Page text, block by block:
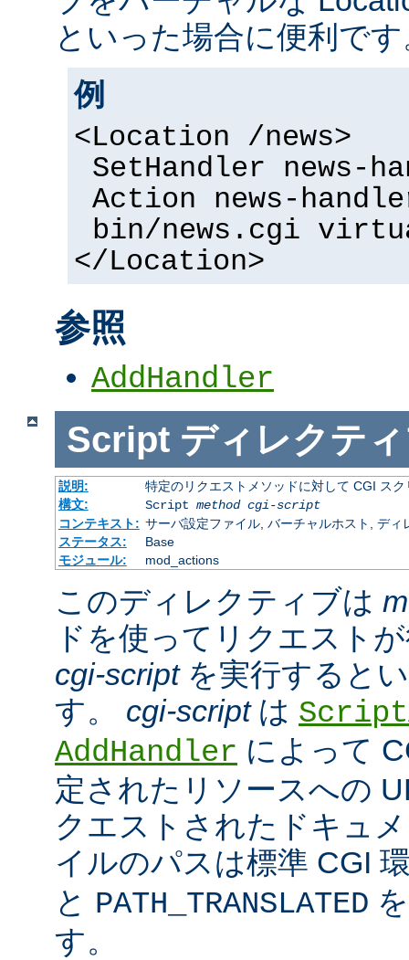
といった場合に便利で
例
<Location /news>
SetHandler news-
Action news-
bin/news.cgi
</Location>
参照
AddHandler
Script ディレクテ
説明:
特定のリクエストメソッドに対して CGI ス
構文:
Script method cgi-script
コンテキスト: サーバ設定ファイル, バーチャルホスト, ディ
ステータス:
Base
モジュール:
mod_actions
このディレクティブは
ドを使ってリクエスト
cgi-scriptを実行すると
す。 cgi-scriptは
AddHandler によって
定されたリソースへの
クエストされたドキュ
イルのパスは標準 CGI
と PATH_TRANSLATED
す。